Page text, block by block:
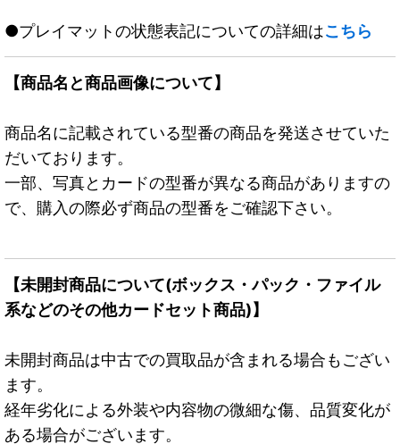
●プレイマットの状態表記についての詳細はこちら
【商品名と商品画像について】
商品名に記載されている型番の商品を発送させていた
だいております。
一部、写真とカードの型番が異なる商品がありますの
で、購入の際必ず商品の型番をご確認下さい。
【未開封商品について(ボックス・パック・ファイル
系などのその他カードセット商品)】
未開封商品は中古での買取品が含まれる場合もござい
ます。
経年劣化による外装や内容物の微細な傷、品質変化が
ある場合がございます。